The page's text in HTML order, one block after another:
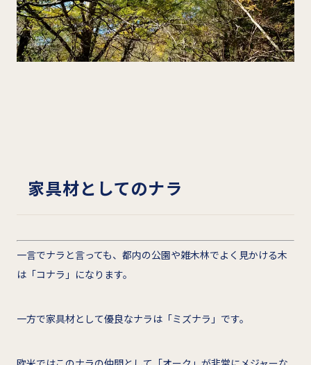
家具材としてのナラ
一言でナラと言っても、都内の公園や雑木林でよく見かける木
は「コナラ」になります。
一方で家具材として優良なナラは「ミズナラ」です。